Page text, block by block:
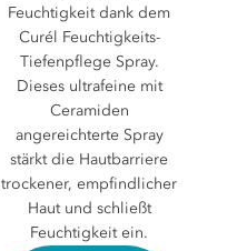
Feuchtigkeit dank dem
Curél Feuchtigkeits-
Tiefenpflege Spray.
Dieses ultrafeine mit
Ceramiden
angereichterte Spray
stärkt die Hautbarriere
trockener, empfindlicher
Haut und schließt
Feuchtigkeit ein.